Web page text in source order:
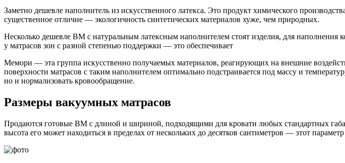
Заметно дешевле наполнитель из искусственного латекса. Это продукт химического
существенное отличие — экологичность синтетических материалов хуже, чем природных.
Несколько дешевле ВМ с натуральным латексным наполнителем стоят изделия, для наполнения
у матрасов зон с разной степенью поддержки — это обеспечивает
Мемори — эта группа искусственно получаемых материалов, реагирующих на внешние
поверхности матрасов с таким наполнителем оптимально подстраивается под массу и
но и нормализовать кровообращение.
Размеры вакуумных матрасов
Продаются готовые ВМ с длиной и шириной, подходящими для кровати любых стандартных
высота его может находиться в пределах от нескольких до десятков сантиметров — этот